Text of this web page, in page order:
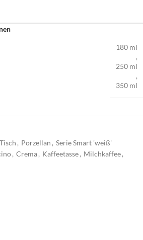
180 ml
,
250 ml
,
350 ml
, Porzellan , Serie Smart 'weiß'
, Crema, Kaffeetasse, Milchkaffee,